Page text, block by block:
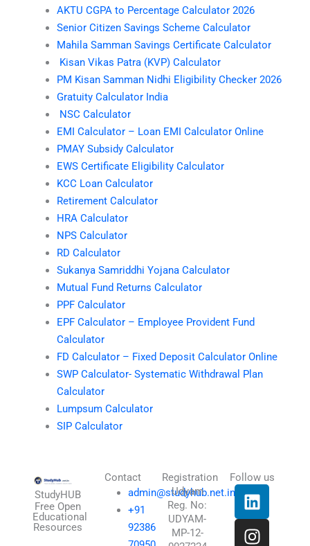
AKTU CGPA to Percentage Calculator 2026
Senior Citizen Savings Scheme Calculator
Mahila Samman Savings Certificate Calculator
Kisan Vikas Patra (KVP) Calculator
PM Kisan Samman Nidhi Eligibility Checker 2026
Gratuity Calculator India
NSC Calculator
EMI Calculator – Loan EMI Calculator Online
PMAY Subsidy Calculator
EWS Certificate Eligibility Calculator
KCC Loan Calculator
Retirement Calculator
HRA Calculator
NPS Calculator
RD Calculator
Sukanya Samriddhi Yojana Calculator
Mutual Fund Returns Calculator
PPF Calculator
EPF Calculator – Employee Provident Fund
Calculator
FD Calculator – Fixed Deposit Calculator Online
SWP Calculator- Systematic Withdrawal Plan
Calculator
Lumpsum Calculator
SIP Calculator
StudyHUB
Free Open
Educational
Resources
Contact
admin@studyhub.net.in
+91
92386
Registration
Udyam
Reg. No:
UDYAM-
MP-12-
Follow us
L
i
n
I
n
s
T
h
r
X
-
t